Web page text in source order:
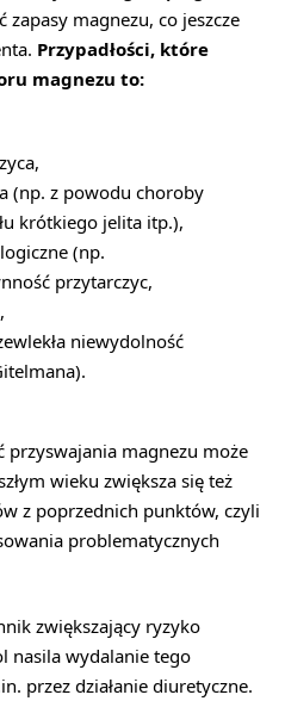
magnezu, co jeszcze
Przypadłości, które
magnezu to:
(np. z powodu choroby
krótkiego jelita itp.),
(np.
przytarczyc,
niewydolność
przyswajania magnezu może
wieku zwiększa się też
z poprzednich punktów, czyli
problematycznych
zwiększający ryzyko
nasila wydalanie tego
przez działanie diuretyczne.